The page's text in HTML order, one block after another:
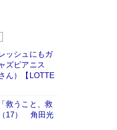
ストセラー］
ッシュにもガ
ズピアニス
ん）【LOTTE
救うこと、救
17） 角田光